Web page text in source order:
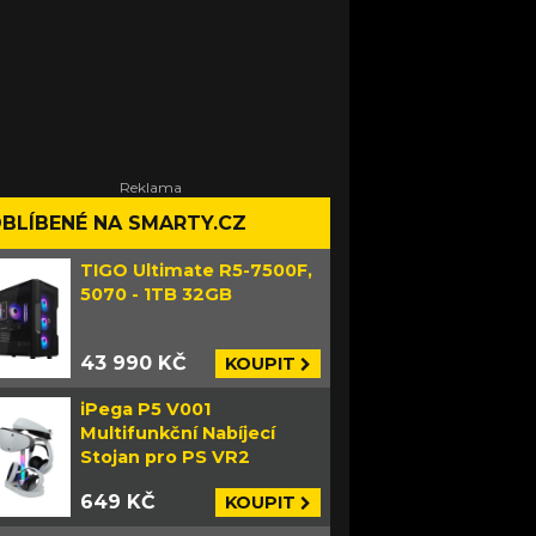
NA SMARTY.CZ
TIGO Ultimate R5-7500F,
5070 - 1TB 32GB
43 990 KČ KOUPIT
iPega P5 V001
Multifunkční Nabíjecí
Stojan pro PS VR2
649 KČ KOUPIT